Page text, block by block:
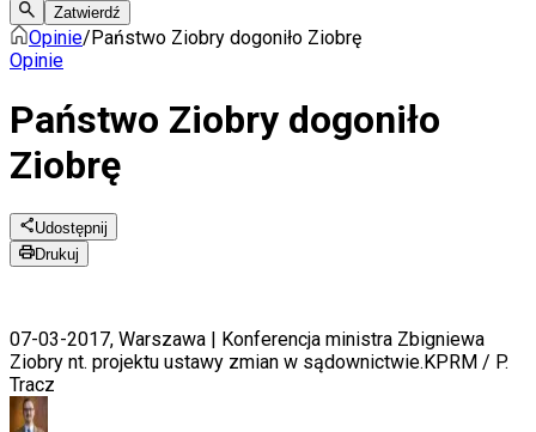
Zatwierdź
Opinie/Państwo Ziobry dogoniło Ziobrę
Opinie
Państwo Ziobry dogoniło
Ziobrę
Udostępnij
Drukuj
07-03-2017, Warszawa | Konferencja ministra Zbigniewa
Ziobry nt. projektu ustawy zmian w sądownictwie.KPRM / P.
Tracz